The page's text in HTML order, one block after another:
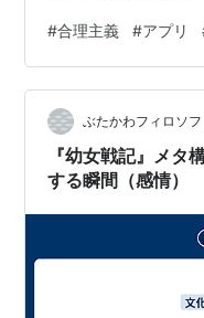
ではない。操作だ。
れ続ける。 情報では
る。思考は分断され
が暗い理由は一つだ
すでに支配されてい
る？順序が違う。 …
#合理主義 #アプリ
ぶたかわフィロソフ
『幼女戦記』メ
する瞬間（感情）